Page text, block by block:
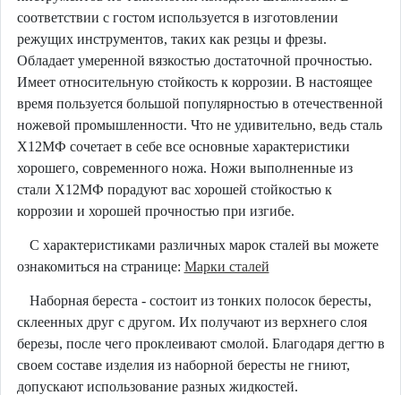
соответствии с гостом используется в изготовлении
режущих инструментов, таких как резцы и фрезы.
Обладает умеренной вязкостью достаточной прочностью.
Имеет относительную стойкость к коррозии. В настоящее
время пользуется большой популярностью в отечественной
ножевой промышленности. Что не удивительно, ведь сталь
Х12МФ сочетает в себе все основные характеристики
хорошего, современного ножа. Ножи выполненные из
стали Х12МФ порадуют вас хорошей стойкостью к
коррозии и хорошей прочностью при изгибе.
С характеристиками различных марок сталей вы можете
ознакомиться на странице: Марки сталей
Наборная береста - состоит из тонких полосок бересты,
склеенных друг с другом. Их получают из верхнего слоя
березы, после чего проклеивают смолой. Благодаря дегтю в
своем составе изделия из наборной бересты не гниют,
допускают использование разных жидкостей.